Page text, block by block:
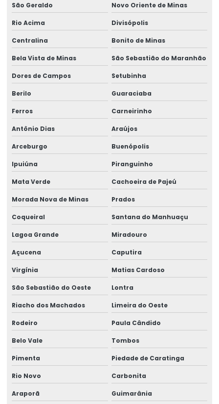
São Geraldo Novo Oriente de Minas
Rio Acima Divisópolis
Centralina Bonito de Minas
Bela Vista de Minas São Sebastião do Maranhão
Dores de Campos Setubinha
Berilo Guaraciaba
Ferros Carneirinho
Antônio Dias Araújos
Arceburgo Buenópolis
Ipuiúna Piranguinho
Mata Verde Cachoeira de Pajeú
Morada Nova de Minas Prados
Coqueiral Santana do Manhuaçu
Lagoa Grande Miradouro
Açucena Caputira
Virgínia Matias Cardoso
São Sebastião do Oeste Lontra
Riacho dos Machados Limeira do Oeste
Rodeiro Paula Cândido
Belo Vale Tombos
Pimenta Piedade de Caratinga
Rio Novo Carbonita
Araporã Guimarânia